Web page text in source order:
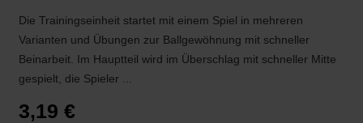
Die Trainingseinheit startet mit einem Spiel in mehreren
Varianten und Übungen zur Ballgewöhnung mit schneller
Beinarbeit. Im Hauptteil wird im Überschlag mit schneller Mitte
gespielt, die Spieler ...
3,19 €